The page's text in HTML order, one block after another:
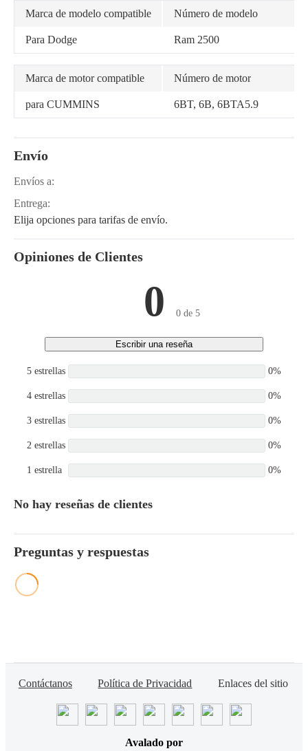
Marca de modelo compatible Número de modelo
Para Dodge Ram 2500
Marca de motor compatible Número de motor
para CUMMINS 6BT, 6B, 6BTA5.9
Envío
Envíos a:
Entrega:
Elija opciones para tarifas de envío.
Opiniones de Clientes
0 0 de 5
Escribir una reseña
5 estrellas 0%
4 estrellas 0%
3 estrellas 0%
2 estrellas 0%
1 estrella 0%
No hay reseñas de clientes
Preguntas y respuestas
Contáctanos Política de Privacidad Enlaces del sitio
Avalado por